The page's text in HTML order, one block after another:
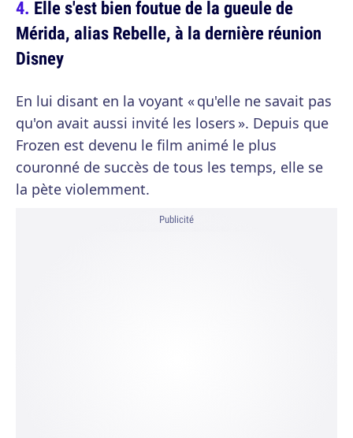
Elle s'est bien foutue de la gueule de
Mérida, alias Rebelle, à la dernière réunion
Disney
En lui disant en la voyant « qu'elle ne savait pas
qu'on avait aussi invité les losers ». Depuis que
Frozen est devenu le film animé le plus
couronné de succès de tous les temps, elle se
la pète violemment.
Publicité